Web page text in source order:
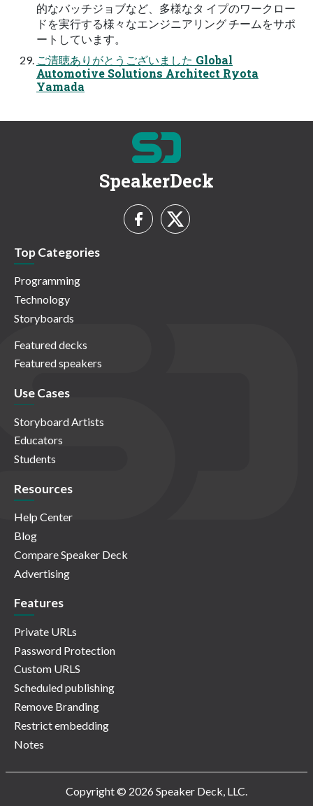
的なバッチジョブなど、多様なタ イプのワークロー
ドを実行する様々なエンジニアリング チームをサポ
ートしています。
ご清聴ありがとうございました Global
Automotive Solutions Architect Ryota
Yamada
SpeakerDeck
Top Categories
Programming
Technology
Storyboards
Featured decks
Featured speakers
Use Cases
Storyboard Artists
Educators
Students
Resources
Help Center
Blog
Compare Speaker Deck
Advertising
Features
Private URLs
Password Protection
Custom URLS
Scheduled publishing
Remove Branding
Restrict embedding
Notes
Copyright © 2026 Speaker Deck, LLC.